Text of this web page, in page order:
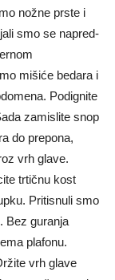
nožne prste i
smo se napred-
mišiće bedara i
Podignite
zamislite snop
do prepona,
vrh glave.
trtičnu kost
Pritisnuli smo
Bez guranja
plafonu.
vrh glave